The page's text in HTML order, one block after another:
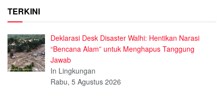
TERKINI
Deklarasi Desk Disaster Walhi: Hentikan Narasi
“Bencana Alam” untuk Menghapus Tanggung
Jawab
In Lingkungan
Rabu, 5 Agustus 2026